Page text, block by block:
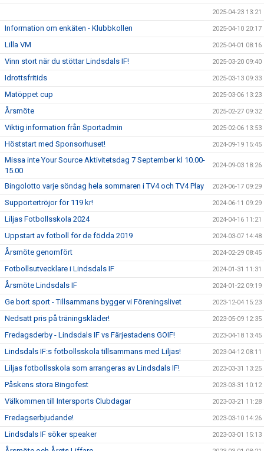
2025-04-23 13:21
Information om enkäten - Klubbkollen 2025-04-10 20:17
Lilla VM 2025-04-01 08:16
Vinn stort när du stöttar Lindsdals IF! 2025-03-20 09:40
Idrottsfritids 2025-03-13 09:33
Matöppet cup 2025-03-06 13:23
Årsmöte 2025-02-27 09:32
Viktig information från Sportadmin 2025-02-06 13:53
Höststart med Sponsorhuset! 2024-09-19 15:45
Missa inte Your Source Aktivitetsdag 7 September kl 10.00-
15.00
2024-09-03 18:26
Bingolotto varje söndag hela sommaren i TV4 och TV4 Play 2024-06-17 09:29
Supportertröjor för 119 kr! 2024-06-11 09:29
Liljas Fotbollsskola 2024 2024-04-16 11:21
Uppstart av fotboll för de födda 2019 2024-03-07 14:48
Årsmöte genomfört 2024-02-29 08:45
Fotbollsutvecklare i Lindsdals IF 2024-01-31 11:31
Årsmöte Lindsdals IF 2024-01-22 09:19
Ge bort sport - Tillsammans bygger vi Föreningslivet 2023-12-04 15:23
Nedsatt pris på träningskläder! 2023-05-09 12:35
Fredagsderby - Lindsdals IF vs Färjestadens GOIF! 2023-04-18 13:45
Lindsdals IF:s fotbollsskola tillsammans med Liljas! 2023-04-12 08:11
Liljas fotbollsskola som arrangeras av Lindsdals IF! 2023-03-31 13:25
Påskens stora Bingofest 2023-03-31 10:12
Välkommen till Intersports Clubdagar 2023-03-21 11:28
Fredagserbjudande! 2023-03-10 14:26
Lindsdals IF söker speaker 2023-03-01 15:13